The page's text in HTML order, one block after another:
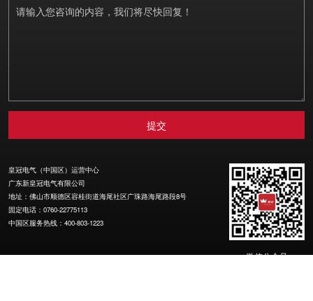
皇冠电气（中国区）运营中心
广东新皇冠电气有限公司
地址：佛山市顺德区容桂街道海尾社区广珠路海尾路段8号
固定电话：0760-22775113
中国区服务热线：400-803-1223
微信公众号